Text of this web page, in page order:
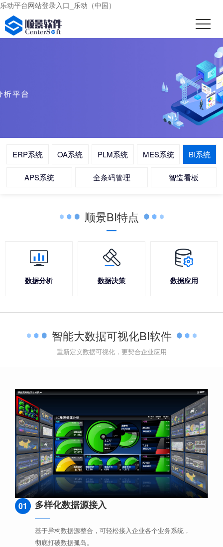
乐动平台网站登录入口_乐动（中国）
ERP系统 OA系统 PLM系统 MES系统 BI系统
APS系统 全条码管理 智造看板
顺景BI特点
数据分析 数据决策 数据应用
智能大数据可视化BI软件
重新定义数据可视化，更契合企业应用
01 多样化数据源接入
基于异构数据源整合，可轻松接入企业各个业务系统，
彻底打破数据孤岛。